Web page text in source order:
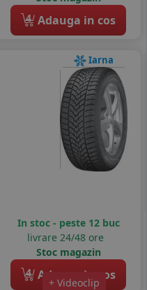
4 Adauga in cos
Iarna
+ Videoclip
In stoc - peste 12 buc
livrare 24/48 ore
Stoc magazin
4 Adauga in cos